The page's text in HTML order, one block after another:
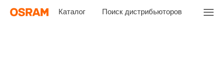
Каталог Поиск дистрибьюторов